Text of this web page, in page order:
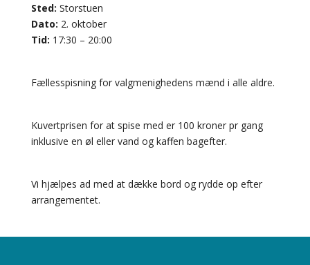
Sted: Storstuen
Dato: 2. oktober
Tid: 17:30 – 20:00
Fællesspisning for valgmenighedens mænd i alle aldre.
Kuvertprisen for at spise med er 100 kroner pr gang
inklusive en øl eller vand og kaffen bagefter.
Vi hjælpes ad med at dække bord og rydde op efter
arrangementet.